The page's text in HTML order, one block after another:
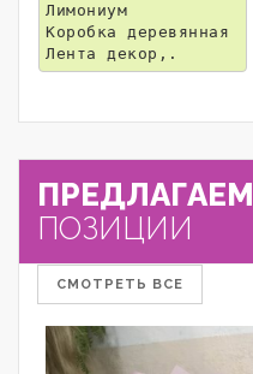
Лимониум
Коробка деревянная
Лента декор,.
ПРЕДЛАГАЕМ
ПОЗИЦИИ
СМОТРЕТЬ ВСЕ